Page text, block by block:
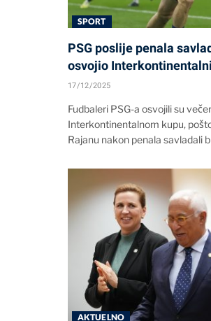
SPORT
PSG poslije penala
osvojio
17/12/2025
Fudbaleri PSG-a osvojili su
Interkontinentalnom kupu,
Rajanu nakon penala savladali
AKTUELNO